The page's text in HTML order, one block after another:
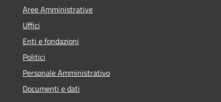
Aree Amministrative
Uffici
Enti e fondazioni
Politici
Personale Amministrativo
Documenti e dati